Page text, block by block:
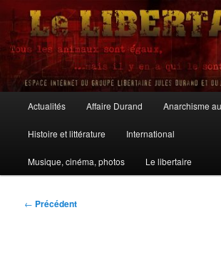
Aller
contenu
principalLe Libertaire
principal
Actualités Affaire Durand Anarchisme
Histoire et littérature International
Musique, cinéma, photos Le libertaire
Navigation
← Précédent